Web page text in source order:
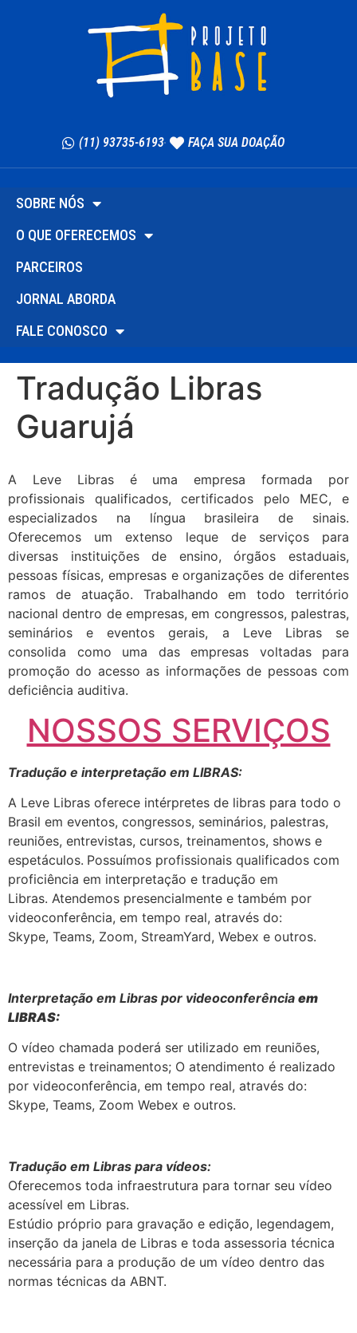
(11) 93735-6193 FAÇA SUA DOAÇÃO
SOBRE NÓS
O QUE OFERECEMOS
PARCEIROS
JORNAL ABORDA
FALE CONOSCO
Tradução Libras
Guarujá
A Leve Libras é uma empresa formada por
profissionais qualificados, certificados pelo MEC, e
especializados na língua brasileira de sinais.
Oferecemos um extenso leque de serviços para
diversas instituições de ensino, órgãos estaduais,
pessoas físicas, empresas e organizações de diferentes
ramos de atuação. Trabalhando em todo território
nacional dentro de empresas, em congressos, palestras,
seminários e eventos gerais, a Leve Libras se
consolida como uma das empresas voltadas para
promoção do acesso as informações de pessoas com
deficiência auditiva.
NOSSOS SERVIÇOS
Tradução e interpretação em LIBRAS:
A Leve Libras oferece intérpretes de libras para todo o
Brasil em eventos, congressos, seminários, palestras,
reuniões, entrevistas, cursos, treinamentos, shows e
espetáculos. Possuímos profissionais qualificados com
proficiência em interpretação e tradução em
Libras. Atendemos presencialmente e também por
videoconferência, em tempo real, através do:
Skype, Teams, Zoom, StreamYard, Webex e outros.
Interpretação em Libras por videoconferência em
LIBRAS:
O vídeo chamada poderá ser utilizado em reuniões,
entrevistas e treinamentos; O atendimento é realizado
por videoconferência, em tempo real, através do:
Skype, Teams, Zoom Webex e outros.
Tradução em Libras para vídeos:
Oferecemos toda infraestrutura para tornar seu vídeo
acessível em Libras.
Estúdio próprio para gravação e edição, legendagem,
inserção da janela de Libras e toda assessoria técnica
necessária para a produção de um vídeo dentro das
normas técnicas da ABNT.